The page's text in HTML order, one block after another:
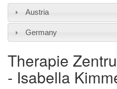
Austria
Germany
Therapie
- Isabella